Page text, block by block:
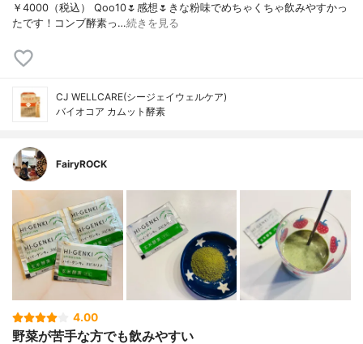
￥4000（税込） Qoo10🌷感想🌷きな粉味でめちゃくちゃ飲みやすかっ
たです！コンブ酵素っ…続きを見る
CJ WELLCARE(シージェイウェルケア)
バイオコア カムット酵素
FairyROCK
4.00
野菜が苦手な方でも飲みやすい